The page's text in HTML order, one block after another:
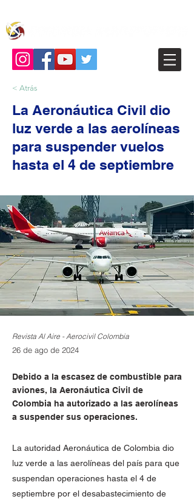
< Atrás
La Aeronáutica Civil dio
luz verde a las aerolíneas
para suspender vuelos
hasta el 4 de septiembre
Revista Al Aire - Aerocivil Colombia
26 de ago de 2024
Debido a la escasez de combustible para
aviones, la Aeronáutica Civil de
Colombia ha autorizado a las aerolíneas
a suspender sus operaciones.
La autoridad Aeronáutica de Colombia dio
luz verde a las aerolíneas del país para que
suspendan operaciones hasta el 4 de
septiembre por el desabastecimiento de